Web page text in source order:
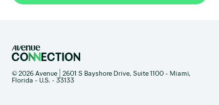
© 2026 Avenue | 2601 S Bayshore Drive, Suite 1100 - Miami,
Florida - U.S. - 33133